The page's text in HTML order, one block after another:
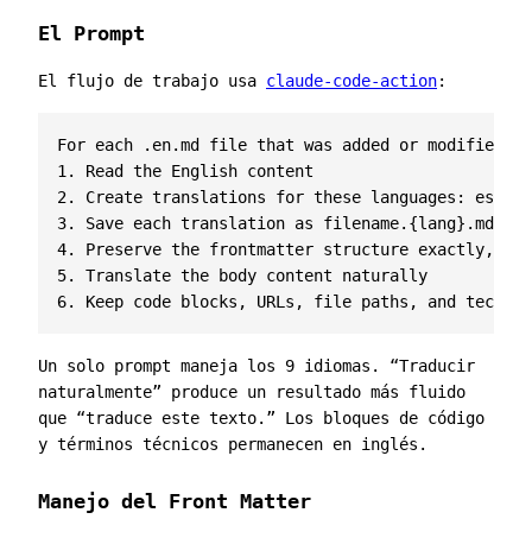
El Prompt
El flujo de trabajo usa claude-code-action:
For each .en.md file that was added or modified:
1. Read the English content
2. Create translations for these languages:
3. Save each translation as filename.{lang}.md
4. Preserve the frontmatter structure exactly,
5. Translate the body content naturally
Un solo prompt maneja los 9 idiomas. “Traducir
naturalmente” produce un resultado más fluido
que “traduce este texto.” Los bloques de código
y términos técnicos permanecen en inglés.
Manejo del Front Matter